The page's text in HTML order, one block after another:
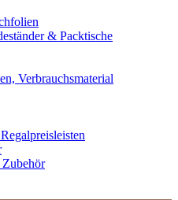
& Packtische
Verbrauchsmaterial
Zubehör